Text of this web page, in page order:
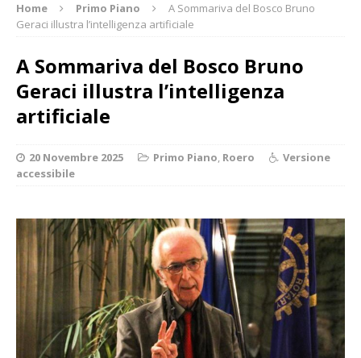
Home Primo Piano
A Sommariva del Bosco Bruno
Geraci illustra l’intelligenza artificiale
A Sommariva del Bosco Bruno
Geraci illustra l’intelligenza
artificiale
20 Novembre 2025 Primo Piano, Roero
Versione
accessibile